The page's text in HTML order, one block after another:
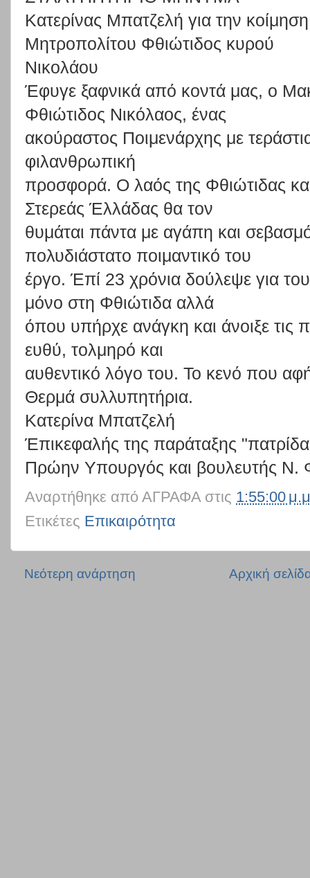
Κατερίνας Μπατζελή για την
Μητροπολίτου Φθιώτιδος κυρού
Νικολάου
Έφυγε ξαφνικά από κοντά μας, ο
Φθιώτιδος Νικόλαος, ένας
ακούραστος Ποιμενάρχης με
φιλανθρωπική
προσφορά. Ο λαός της Φθιώτιδας
Στερεάς Έλλάδας θα τον
θυμάται πάντα με αγάπη και
πολυδιάστατο ποιμαντικό του
έργο. Έπί 23 χρόνια δούλεψε για
μόνο στη Φθιώτιδα αλλά
όπου υπήρχε ανάγκη και άνοιξε τις
ευθύ, τολμηρό και
αυθεντικό λόγο του. Το κενό που
Θερμά συλλυπητήρια.
Κατερίνα Μπατζελή
Έπικεφαλής της παράταξης
Πρώην Υπουργός και βουλευτής Ν.
Αναρτήθηκε από ΑΓΡΑΦΑ στις 1:55:00
Ετικέτες Επικαιρότητα
Νεότερη ανάρτηση Αρχική